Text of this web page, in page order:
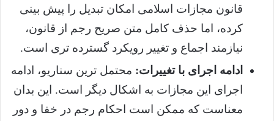
قانون مجازات اسلامی امکان تبدیل را پیش بینی
کرده، اما حذف کامل متن صریح رجم از قانون،
نیازمند اجماع و تغییر رویکرد گسترده تری است.
ادامه اجرای با تغییرات: محتمل ترین سناریو، ادامه
اجرای این مجازات به اشکال دیگر است. این بدان
معناست که ممکن است احکام رجم در خفا و دور